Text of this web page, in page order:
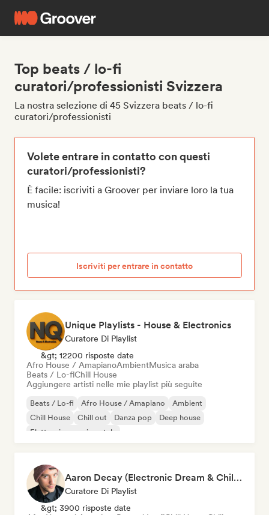
Top beats / lo-fi
curatori/professionisti Svizzera
La nostra selezione di 45 Svizzera beats / lo-fi
curatori/professionisti
Volete entrare in contatto con questi
curatori/professionisti?
È facile: iscriviti a Groover per inviare loro la tua
musica!
Iscriviti per entrare in contatto
Unique Playlists - House & Electronics
Curatore Di Playlist
&gt; 12200 risposte date
Afro House / AmapianoAmbientMusica araba
Beats / Lo-fiChill House
Aggiungere artisti nelle mie playlist più seguite
Beats / Lo-fi Afro House / Amapiano
Ambient
Chill House
Chill out Danza pop
Deep house
Elettronica sperimentale
Aaron Decay (Electronic Dream & Chill Electronic Dream playlists)
Curatore Di Playlist
&gt; 3900 risposte date